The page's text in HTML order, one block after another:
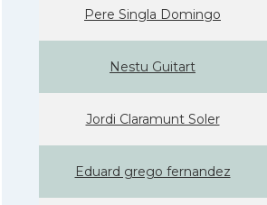
Pere Singla Domingo
Nestu Guitart
Jordi Claramunt Soler
Eduard grego fernandez